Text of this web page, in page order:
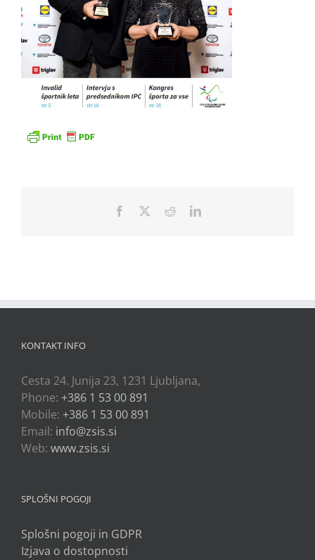
Facebook RedditLinkedIn
KONTAKT INFO
Cesta 24. Junija 23, 1231 Ljubljana,
Phone: +386 1 53 00 891
Mobile: +386 1 53 00 891
Email: info@zsis.si
Web: www.zsis.si
SPLOŠNI POGOJI
Splošni pogoji in GDPR
Izjava o dostopnosti